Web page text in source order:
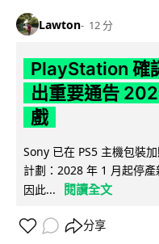
Lawton 12 分
PlayStation 確
出重要通告
戲
Sony 已在 PS5 主機包裝
計劃：2028 年 1 月起停
因此...
閱讀全文
分享